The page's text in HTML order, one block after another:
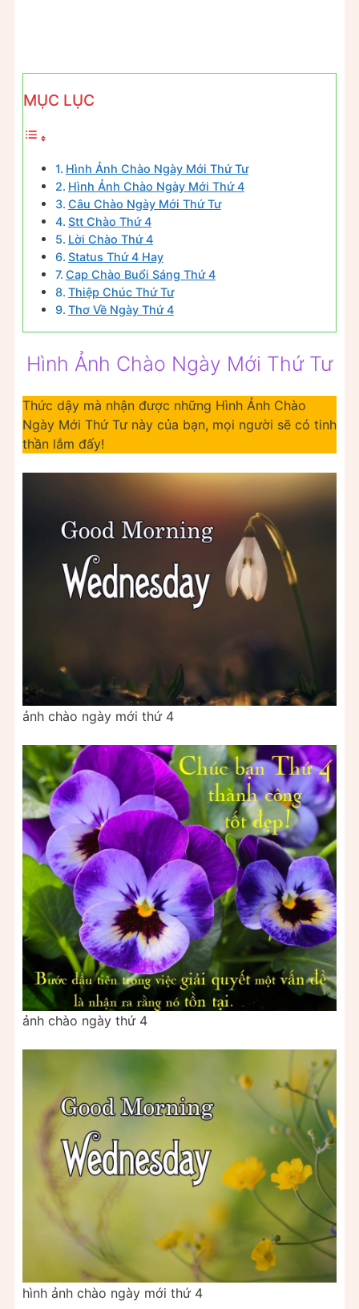
MỤC LỤC
Hình Ảnh Chào Ngày Mới Thứ Tư
Hình Ảnh Chào Ngày Mới Thứ 4
Câu Chào Ngày Mới Thứ Tư
Stt Chào Thứ 4
Lời Chào Thứ 4
Status Thứ 4 Hay
Cap Chào Buổi Sáng Thứ 4
Thiệp Chúc Thứ Tư
Thơ Về Ngày Thứ 4
Hình Ảnh Chào Ngày Mới Thứ Tư
Thức dậy mà nhận được những Hình Ảnh Chào
Ngày Mới Thứ Tư này của bạn, mọi người sẽ có tinh
thần lắm đấy!
ảnh chào ngày mới thứ 4
ảnh chào ngày thứ 4
hình ảnh chào ngày mới thứ 4